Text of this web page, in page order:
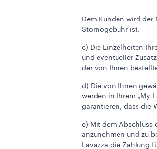
Dem Kunden wird
Stornogebühr ist.
c) Die Einzelheiten
und eventueller
der von Ihnen
d) Die von Ihnen
werden in Ihrem „My
garantieren, dass die
e) Mit dem Abschluss
anzunehmen und zu
Lavazza die Zahlung